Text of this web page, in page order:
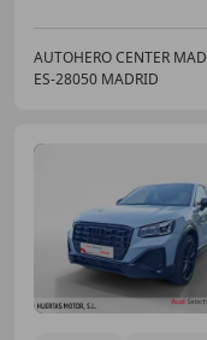
AUTOHERO CENTER
ES-28050 MADRID